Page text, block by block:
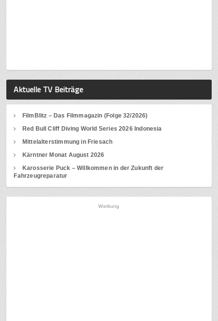
Aktuelle TV Beiträge
FilmBlitz – Das Filmmagazin (Folge 32/2026)
Red Bull Cliff Diving World Series 2026 Indonesia
Mittelalterstimmung in Friesach
Kärntner Monat August 2026
Karosserie Puck – Willkommen in der Zukunft der
Fahrzeugreparatur
Werbung